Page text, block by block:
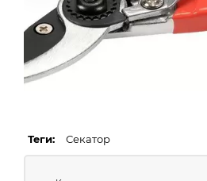
Теги: Секатор